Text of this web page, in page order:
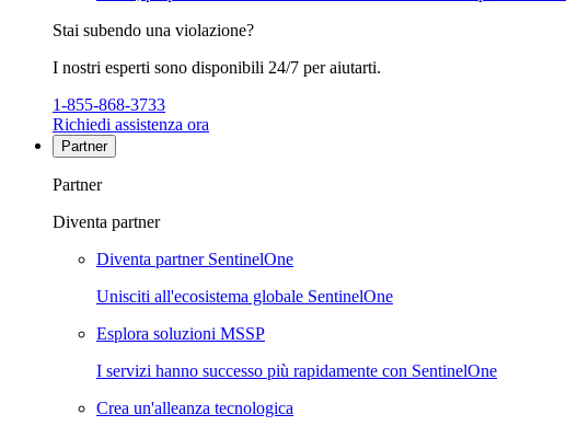
Stai subendo una violazione?
I nostri esperti sono disponibili 24/7 per aiutarti.
1-855-868-3733
Richiedi assistenza ora
Partner
Partner
Diventa partner
Diventa partner SentinelOne
Unisciti all'ecosistema globale SentinelOne
Esplora soluzioni MSSP
I servizi hanno successo più rapidamente con SentinelOne
Crea un'alleanza tecnologica